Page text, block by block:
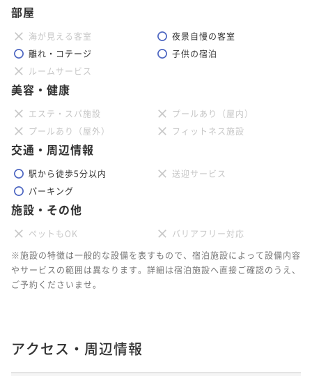
部屋
海が見える客室
夜景自慢の客室
離れ・コテージ
子供の宿泊
ルームサービス
美容・健康
エステ・スパ施設
プールあり（屋内）
プールあり（屋外）
フィットネス施設
交通・周辺情報
駅から徒歩5分以内
送迎サービス
パーキング
施設・その他
ペットもOK
バリアフリー対応
※施設の特徴は一般的な設備を表すもので、宿泊施設によって設備内容
やサービスの範囲は異なります。詳細は宿泊施設へ直接ご確認のうえ、
ご予約くださいませ。
アクセス・周辺情報